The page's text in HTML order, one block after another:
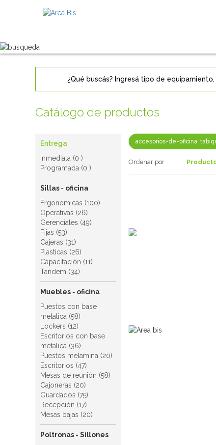
Catálogo de productos
Entrega
Inmediata (0 )
Programada (0 )
Sillas - oficina
Ergonomicas (100)
Operativas (26)
Gerenciales (49)
Fijas (53)
Cajeras (31)
Plasticas (26)
Capacitación (11)
Tandem (34)
Muebles - oficina
Puestos con base
metalica (58)
Lockers (12)
Escritorios con base
metalica (36)
Puestos melamina (20)
Escritorios (47)
Mesas de reunión (58)
Cajoneras (20)
Guardados (75)
Recepción (17)
Mesas bajas (20)
Poltronas - Sillones
accesorios-de-oficina:
Ordenar por